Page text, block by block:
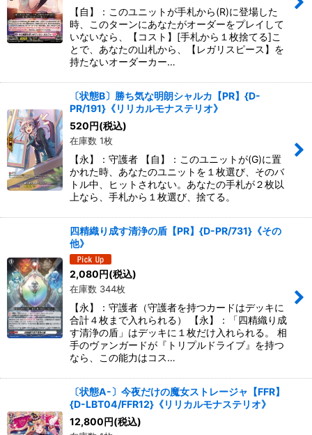
【自】：このユニットが手札から(R)に登場した
時、このターンにあなたがオーダーをプレイして
いないなら、【コスト】[手札から１枚捨てる]こ
とで、あなたの山札から、【レガリスピース】を
持たないオーダーカー…
〔状態B〕勝ち気な明朗シャルカ【PR】{D-
PR/191}《リリカルモナステリオ》
520円(税込)
在庫数 1枚
【永】：守護者 【自】：このユニットが(G)に置
かれた時、あなたのユニットを１枚選び、そのバ
トル中、ヒットされない。あなたの手札が２枚以
上なら、手札から１枚選び、捨てる。
四精織り成す清浄の盾【PR】{D-PR/731}《その
他》
2,080円(税込)
在庫数 344枚
【永】：守護者（守護者を持つカードはデッキに
合計４枚まで入れられる） 【永】：「四精織り成
す清浄の盾」はデッキに１枚だけ入れられる。 相
手のヴァンガードが『トリプルドライブ』を持つ
なら、この能力はコス…
〔状態A-〕今夜だけの魔女ストレージャ【FFR】
{D-LBT04/FFR12}《リリカルモナステリオ》
12,800円(税込)